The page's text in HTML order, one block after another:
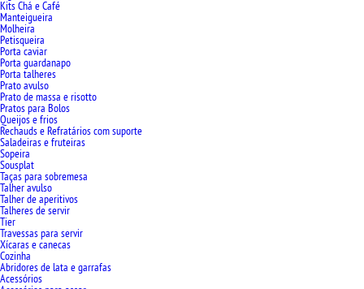
Kits Chá e Café
Manteigueira
Molheira
Petisqueira
Porta caviar
Porta guardanapo
Porta talheres
Prato avulso
Prato de massa e risotto
Pratos para Bolos
Queijos e frios
Rechauds e Refratários com suporte
Saladeiras e fruteiras
Sopeira
Sousplat
Taças para sobremesa
Talher avulso
Talher de aperitivos
Talheres de servir
Tier
Travessas para servir
Xícaras e canecas
Cozinha
Abridores de lata e garrafas
Acessórios